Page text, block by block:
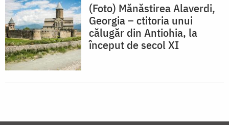
(Foto) Mănăstirea Alaverdi,
Georgia – ctitoria unui
călugăr din Antiohia, la
început de secol XI